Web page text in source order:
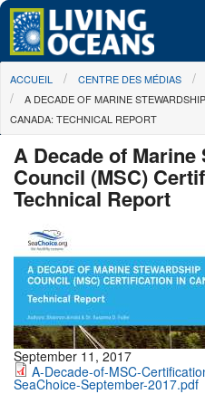
Skip to main content
À propos de nous
Nos campagnes
Centre des Médias
Les Cartes
Passez à l'action
You are here
ACCUEIL CENTRE DES MÉDIAS
A DECADE OF MARINE
CANADA: TECHNICAL REPORT
A Decade of
Council (MSC)
Technical Report
September 11, 2017
A-Decade-of-MSC-
SeaChoice-September-2017.pdf